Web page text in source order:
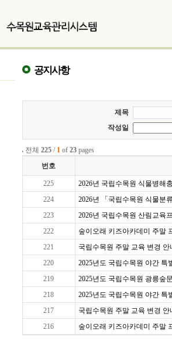
공지사항
제목
작성일
전체 225 / 1 of 23 pages
번호
225
2026년 국립수목원 식물병해
224
2026년 「국립수목원 식물분
223
2026년 국립수목원 산림교육
222
숲이오래 키즈아카데미 주말
221
국립수목원 주말 교육 변경 안
220
2025년도 국립수목원 야간 특
219
2025년도 국립수목원 광릉숲
218
2025년도 국립수목원 야간 특
217
국립수목원 주말 교육 변경
216
숲이오래 키즈아카데미 주말